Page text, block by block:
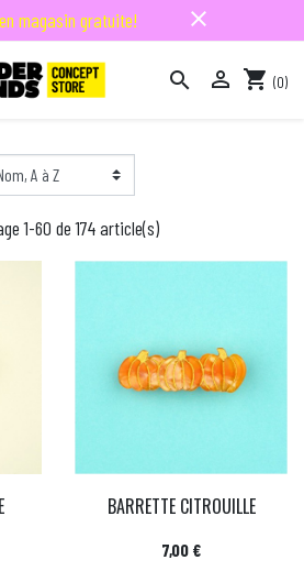
magasin gratuite! close
  shopping_cart (0)
1-60 de 174 article(s)
BARRETTE CITROUILLE
Prix
7,00 €